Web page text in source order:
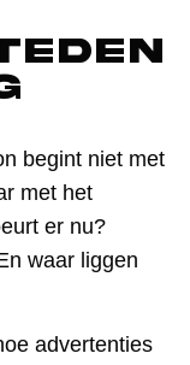
begint niet met
met het
er nu?
waar liggen
advertenties